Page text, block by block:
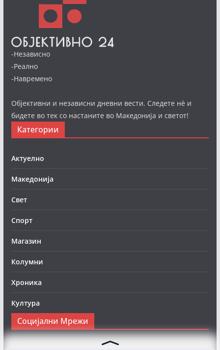
-Независно
-Реално
-Навремено
Објективни и независни дневни вести. Следете нè и
бидете во тек со настаните во Македонија и светот!
Категории
Актуелно
Македонија
Свет
Спорт
Магазин
Колумни
Хроника
Култура
Социјални Мрежи